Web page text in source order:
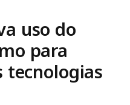
uso do
para
tecnologias